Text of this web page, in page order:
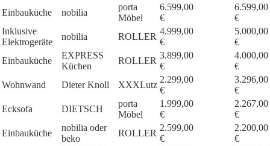
Einbauküche nobilia
porta
Möbel
6.599,00
€
6.599,00
€
Inklusive
Elektrogeräte
nobilia ROLLER
4.999,00
€
5.000,00
€
Einbauküche
EXPRESS
Küchen
ROLLER
3.899,00
€
4.000,00
€
Wohnwand
Dieter Knoll XXXLutz
2.299,00
€
3.296,00
€
Ecksofa
DIETSCH
porta
Möbel
1.999,00
€
2.267,00
€
Einbauküche
nobilia oder
beko
ROLLER
2.599,00
€
2.200,00
€